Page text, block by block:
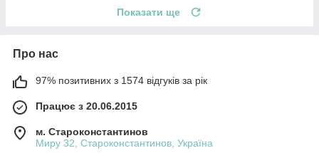
Показати ще
Про нас
97% позитивних з 1574 відгуків за рік
Працює з 20.06.2015
м. Староконстантинов
Миру 32, Староконстантинов, Україна